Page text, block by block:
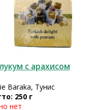
с арахисом
Baraka, Тунис
250 г
нет